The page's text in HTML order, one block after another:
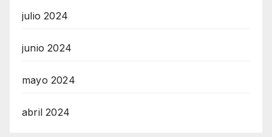
julio 2024
junio 2024
mayo 2024
abril 2024